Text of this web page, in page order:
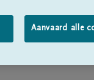
Aanvaard alle